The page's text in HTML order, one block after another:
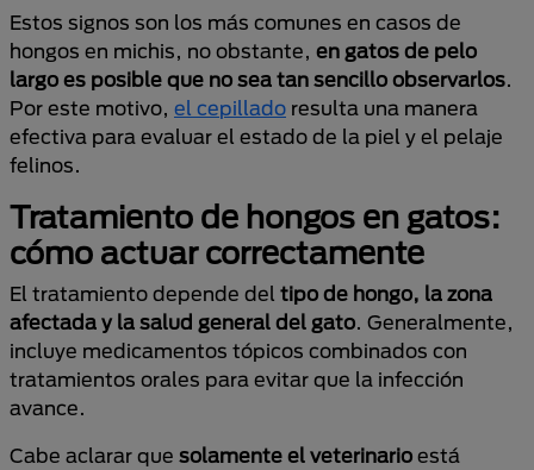
Estos signos son los más comunes en casos de
hongos en michis, no obstante, en gatos de pelo
largo es posible que no sea tan sencillo observarlos.
Por este motivo, el cepillado resulta una manera
efectiva para evaluar el estado de la piel y el pelaje
felinos.
Tratamiento de hongos en gatos:
cómo actuar correctamente
El tratamiento depende del tipo de hongo, la zona
afectada y la salud general del gato. Generalmente,
incluye medicamentos tópicos combinados con
tratamientos orales para evitar que la infección
avance.
Cabe aclarar que solamente el veterinario está